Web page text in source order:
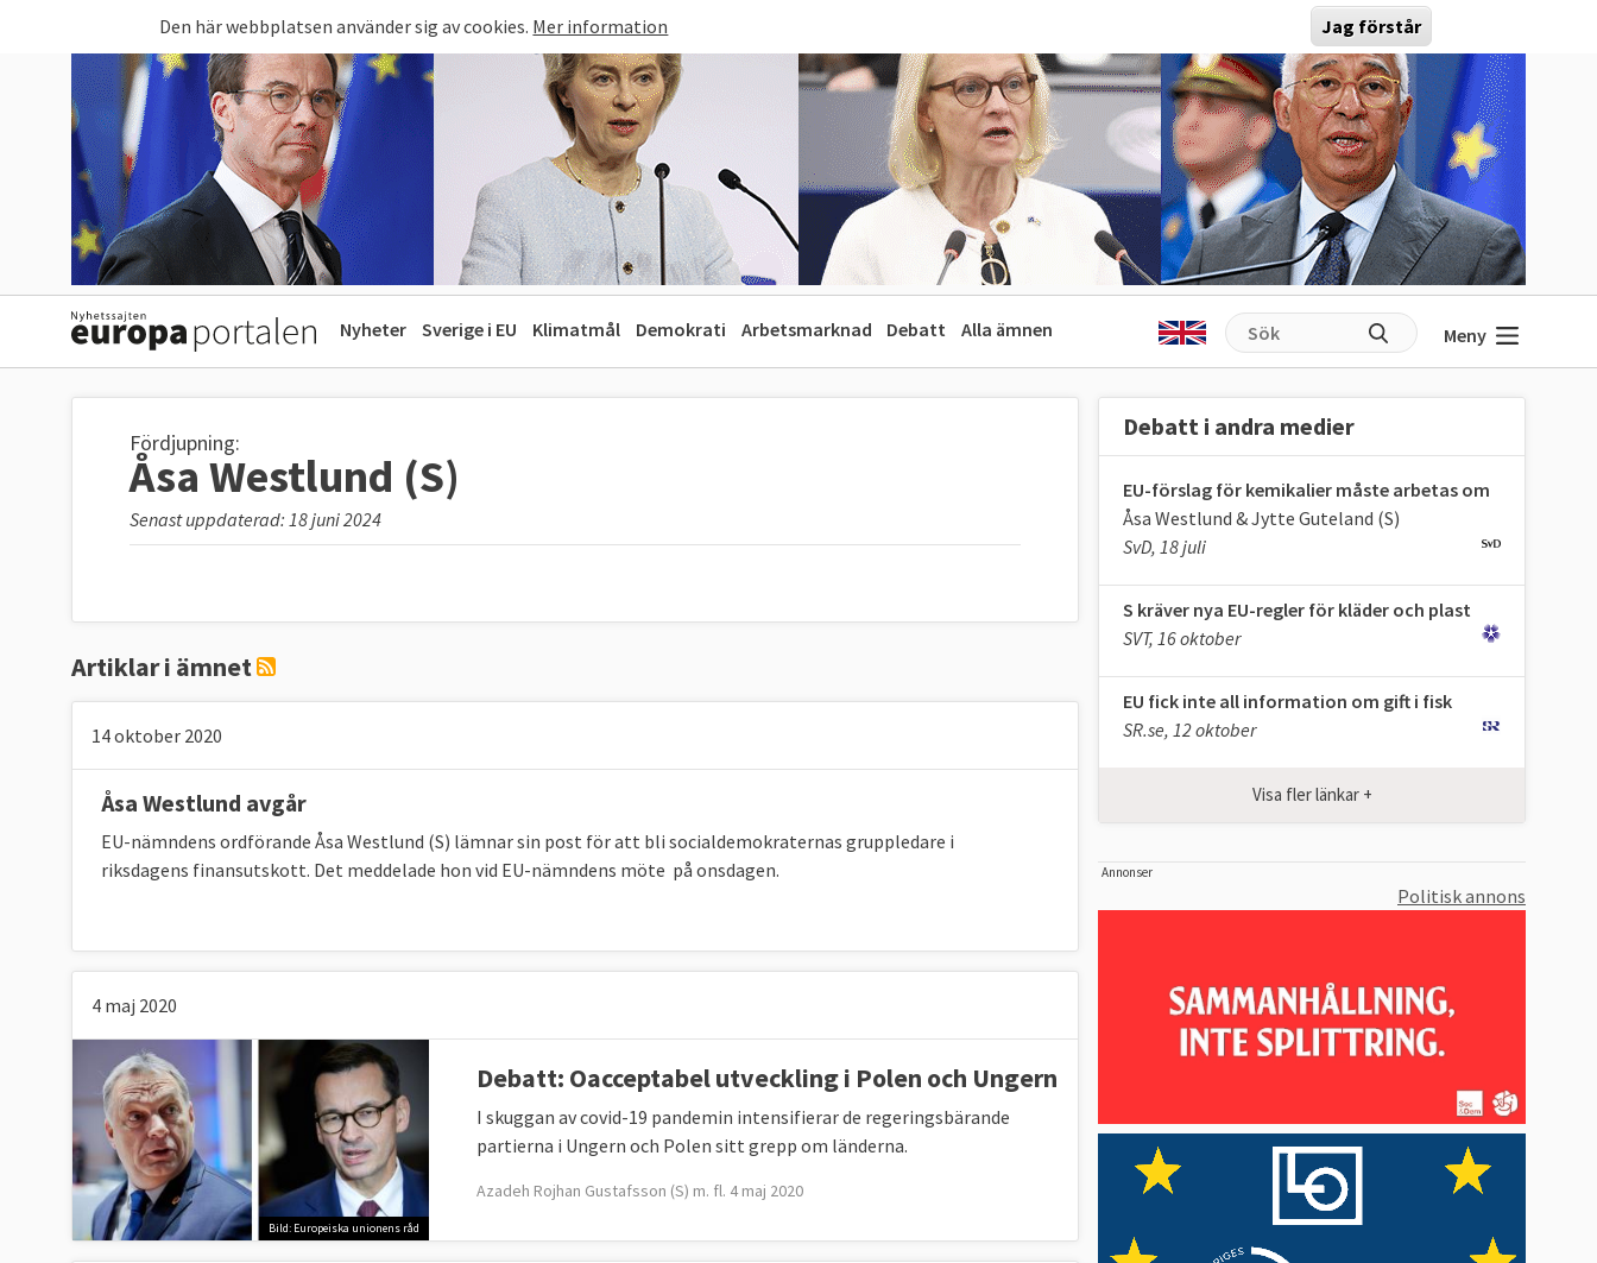
Den här webbplatsen använder sig av cookies. Mer information Jag förstår
Nyheter Sverige i EU Klimatmål Demokrati Arbetsmarknad Debatt Alla ämnen Meny
Fördjupning:
Åsa Westlund (S)
Senast uppdaterad: 18 juni 2024
Artiklar i ämnet
14 oktober 2020
Åsa Westlund avgår
EU-nämndens ordförande Åsa Westlund (S) lämnar sin post för att bli socialdemokraternas gruppledare i
riksdagens finansutskott. Det meddelade hon vid EU-nämndens möte på onsdagen.
4 maj 2020
Bild: Europeiska unionens råd
Debatt: Oacceptabel utveckling i Polen och Ungern
I skuggan av covid-19 pandemin intensifierar de regeringsbärande
partierna i Ungern och Polen sitt grepp om länderna.
Azadeh Rojhan Gustafsson (S) m. fl. 4 maj 2020
Debatt i andra medier
EU-förslag för kemikalier måste arbetas om
Åsa Westlund & Jytte Guteland (S)
SvD, 18 juli
S kräver nya EU-regler för kläder och plast
SVT, 16 oktober
EU fick inte all information om gift i fisk
SR.se, 12 oktober
Visa fler länkar +
Annonser
Politisk annons